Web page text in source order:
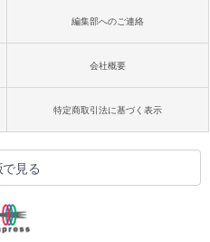
編集部へのご連絡
会社概要
特定商取引法に基づく表示
で見る